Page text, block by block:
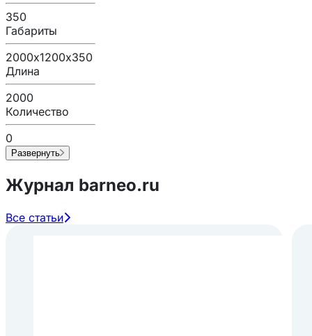
350
Габариты
2000х1200х350
Длина
2000
Количество
0
Развернуть
Журнал barneo.ru
Все статьи